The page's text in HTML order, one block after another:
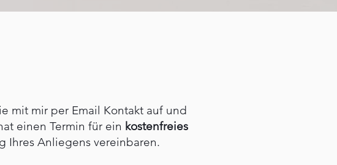
mit mir per Email Kontakt auf und
einen Termin für ein kostenfreies
Ihres Anliegens vereinbaren.